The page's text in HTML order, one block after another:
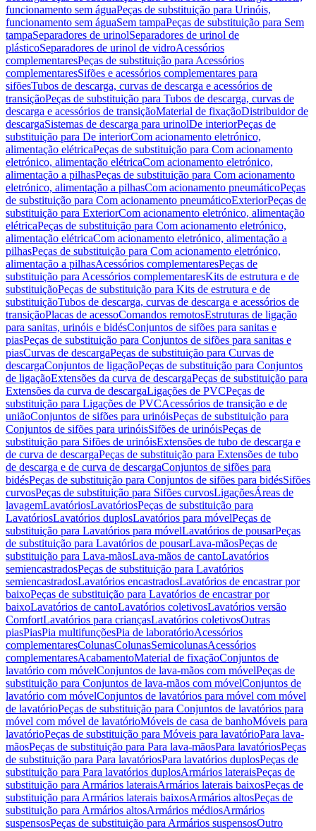
funcionamento sem águaPeças de substituição para Urinóis,
funcionamento sem águaSem tampaPeças de substituição para Sem
tampaSeparadores de urinolSeparadores de urinol de
plásticoSeparadores de urinol de vidroAcessórios
complementaresPeças de substituição para Acessórios
complementaresSifões e acessórios complementares para
sifõesTubos de descarga, curvas de descarga e acessórios de
transiçãoPeças de substituição para Tubos de descarga, curvas de
descarga e acessórios de transiçãoMaterial de fixaçãoDistribuidor de
descargaSistemas de descarga para urinolDe interiorPeças de
substituição para De interiorCom acionamento eletrónico,
alimentação elétricaPeças de substituição para Com acionamento
eletrónico, alimentação elétricaCom acionamento eletrónico,
alimentação a pilhasPeças de substituição para Com acionamento
eletrónico, alimentação a pilhasCom acionamento pneumáticoPeças
de substituição para Com acionamento pneumáticoExteriorPeças de
substituição para ExteriorCom acionamento eletrónico, alimentação
elétricaPeças de substituição para Com acionamento eletrónico,
alimentação elétricaCom acionamento eletrónico, alimentação a
pilhasPeças de substituição para Com acionamento eletrónico,
alimentação a pilhasAcessórios complementaresPeças de
substituição para Acessórios complementaresKits de estrutura e de
substituiçãoPeças de substituição para Kits de estrutura e de
substituiçãoTubos de descarga, curvas de descarga e acessórios de
transiçãoPlacas de acessoComandos remotosEstruturas de ligação
para sanitas, urinóis e bidésConjuntos de sifões para sanitas e
piasPeças de substituição para Conjuntos de sifões para sanitas e
piasCurvas de descargaPeças de substituição para Curvas de
descargaConjuntos de ligaçãoPeças de substituição para Conjuntos
de ligaçãoExtensões da curva de descargaPeças de substituição para
Extensões da curva de descargaLigações de PVCPeças de
substituição para Ligações de PVCAcessórios de transição e de
uniãoConjuntos de sifões para urinóisPeças de substituição para
Conjuntos de sifões para urinóisSifões de urinóisPeças de
substituição para Sifões de urinóisExtensões de tubo de descarga e
de curva de descargaPeças de substituição para Extensões de tubo
de descarga e de curva de descargaConjuntos de sifões para
bidésPeças de substituição para Conjuntos de sifões para bidésSifões
curvosPeças de substituição para Sifões curvosLigaçõesÁreas de
lavagemLavatóriosLavatóriosPeças de substituição para
LavatóriosLavatórios duplosLavatórios para móvelPeças de
substituição para Lavatórios para móvelLavatórios de pousarPeças
de substituição para Lavatórios de pousarLava-mãosPeças de
substituição para Lava-mãosLava-mãos de cantoLavatórios
semiencastradosPeças de substituição para Lavatórios
semiencastradosLavatórios encastradosLavatórios de encastrar por
baixoPeças de substituição para Lavatórios de encastrar por
baixoLavatórios de cantoLavatórios coletivosLavatórios versão
ComfortLavatórios para criançasLavatórios coletivosOutras
piasPiasPia multifunçõesPia de laboratórioAcessórios
complementaresColunasColunasSemicolunasAcessórios
complementaresAcabamentoMaterial de fixaçãoConjuntos de
lavatório com móvelConjuntos de lava-mãos com móvelPeças de
substituição para Conjuntos de lava-mãos com móvelConjuntos de
lavatório com móvelConjuntos de lavatórios para móvel com móvel
de lavatórioPeças de substituição para Conjuntos de lavatórios para
móvel com móvel de lavatórioMóveis de casa de banhoMóveis para
lavatórioPeças de substituição para Móveis para lavatórioPara lava-
mãosPeças de substituição para Para lava-mãosPara lavatóriosPeças
de substituição para Para lavatóriosPara lavatórios duplosPeças de
substituição para Para lavatórios duplosArmários lateraisPeças de
substituição para Armários lateraisArmários laterais baixosPeças de
substituição para Armários laterais baixosArmários altosPeças de
substituição para Armários altosArmários médiosArmários
suspensosPeças de substituição para Armários suspensosOutro